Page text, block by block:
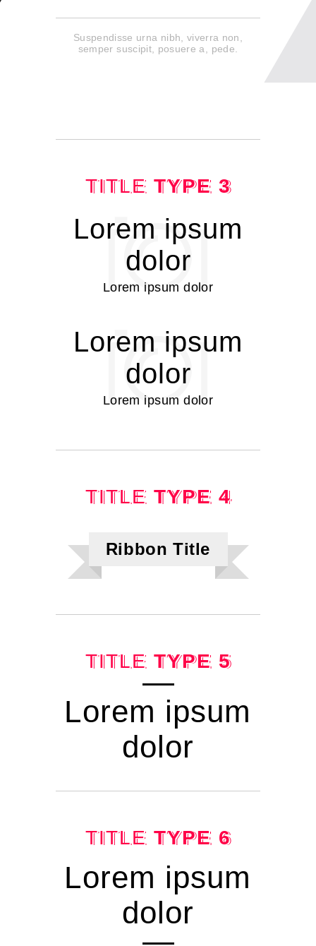
Suspendisse urna nibh, viverra non,
semper suscipit, posuere a, pede.
TITLE TYPE 3
Lorem ipsum
dolor
Lorem ipsum dolor
Lorem ipsum
dolor
Lorem ipsum dolor
TITLE TYPE 4
Ribbon Title
TITLE TYPE 5
Lorem ipsum
dolor
TITLE TYPE 6
Lorem ipsum
dolor